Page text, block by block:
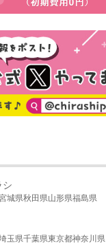
シ
城県秋田県山形県福島県
玉県千葉県東京都神奈川県